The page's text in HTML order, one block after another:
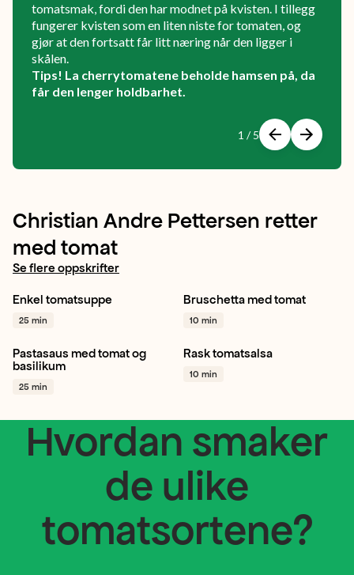
tomatsmak, fordi den har modnet på kvisten. I tillegg
fungerer kvisten som en liten niste for tomaten, og
gjør at den fortsatt får litt næring når den ligger i
skålen.
Tips! La cherrytomatene beholde hamsen på, da
får den lenger holdbarhet.
Viser
5
1 / 5
ForrigeNeste
Christian Andre Pettersen retter
med tomat
Se flere oppskrifter
Tomat Hvitløk
+ 1
Enkel tomatsuppe
25 min
Hvitløk Tomat
Rødløk
+ 1
Bruschetta med tomat
10 min
Pasta Tomat
Basilikum
Pastasaus med tomat og
basilikum
25 min
Lime Koriander
+ 1
Rask tomatsalsa
10 min
Hvordan smaker
de ulike
tomatsortene?